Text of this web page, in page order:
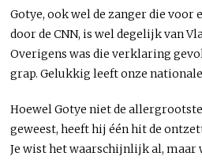
Gotye, ook wel de zanger die voor
door de CNN, is wel degelijk van
Overigens was die verklaring
grap. Gelukkig leeft onze
Hoewel Gotye niet de
geweest, heeft hij één hit de
Je wist het waarschijnlijk al, maar